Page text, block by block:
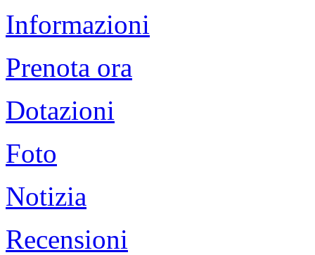
Informazioni
Prenota ora
Dotazioni
Foto
Notizia
Recensioni